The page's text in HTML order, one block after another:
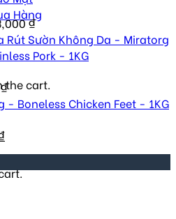
Hàng
the cart.
₫
Rút Sườn Không Da - Miratorg
Pork - 1KG
₫
- Boneless Chicken Feet - 1KG
Current
price
is:
103,500 ₫.